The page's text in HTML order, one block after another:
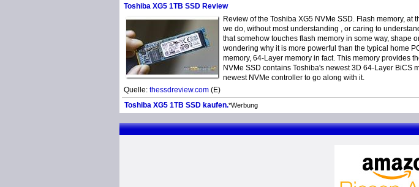
Toshiba XG5 1TB SSD Review
Review of the Toshiba XG5 NVMe SSD. Flash memory,
we do, without most understanding , or caring to
that somehow touches flash memory in some way, shape
wondering why it is more powerful than the typical home
memory, 64-Layer memory in fact. This memory provides
NVMe SSD contains Toshiba's newest 3D 64-Layer BiCS
newest NVMe controller to go along with it.
Quelle: thessdreview.com (E)
Toshiba XG5 1TB SSD kaufen.*Werbung